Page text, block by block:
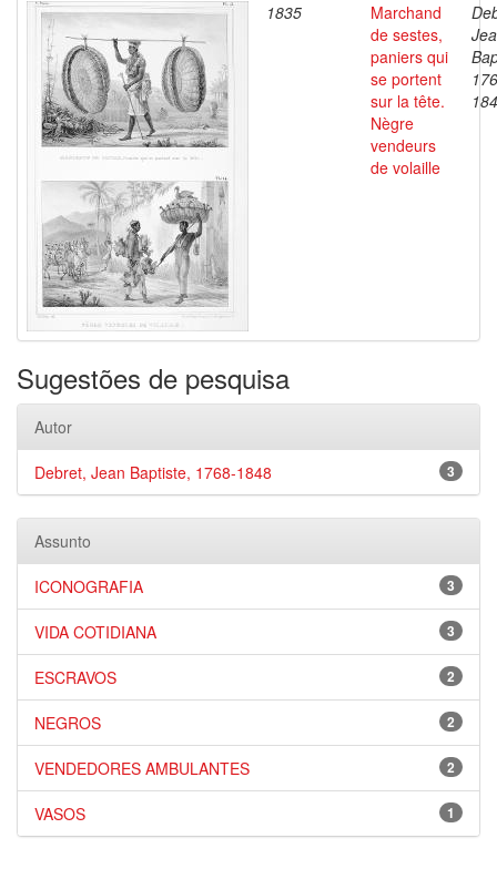
1835
Marchand
de sestes,
paniers qui
se portent
sur la tête.
Nègre
vendeurs
de volaille
Sugestões de pesquisa
Autor
3
Debret, Jean Baptiste, 1768-1848
Assunto
3
ICONOGRAFIA
3
VIDA COTIDIANA
2
ESCRAVOS
2
NEGROS
2
VENDEDORES AMBULANTES
1
VASOS